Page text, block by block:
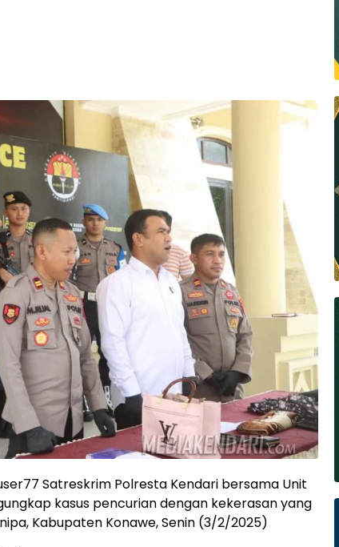
Satreskrim Polresta Kendari bersama Unit
kasus pencurian dengan kekerasan yang
Kabupaten Konawe, Senin (3/2/2025)